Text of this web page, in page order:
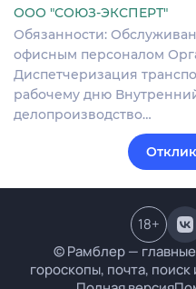
ООО "СОЮЗ-ЭКСПЕРТ"
Обязанности:
офисным персоналом
Диспетчеризация
рабочему дню
делопроизводство…
© Рамблер —
гороскопы, почта,
18+